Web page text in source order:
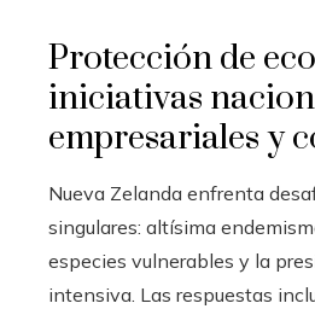
Protección de
iniciativas
empresariales y
Nueva Zelanda enfrenta
singulares: altísima
especies vulnerables y la
intensiva. Las respuestas